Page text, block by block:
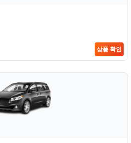
상품 확인